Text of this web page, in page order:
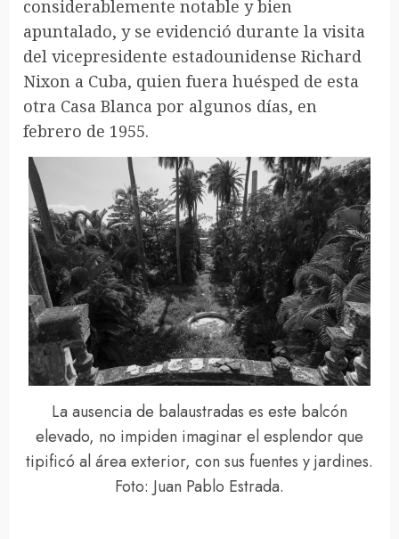
considerablemente notable y bien
apuntalado, y se evidenció durante la visita
del vicepresidente estadounidense Richard
Nixon a Cuba, quien fuera huésped de esta
otra Casa Blanca por algunos días, en
febrero de 1955.
La ausencia de balaustradas es este balcón
elevado, no impiden imaginar el esplendor que
tipificó al área exterior, con sus fuentes y jardines.
Foto: Juan Pablo Estrada.